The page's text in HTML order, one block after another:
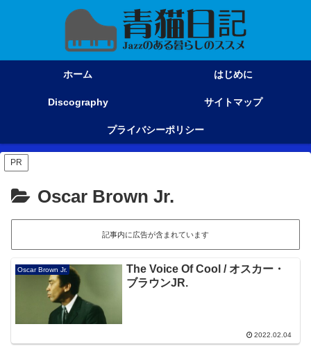
ホーム はじめに
Discography サイトマップ
プライバシーポリシー
PR
Oscar Brown Jr.
記事内に広告が含まれています
Oscar Brown Jr.
The Voice Of Cool / オスカー・
ブラウンJR.
2022.02.04